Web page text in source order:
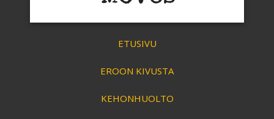
ETUSIVU
EROON KIVUSTA
KEHONHUOLTO